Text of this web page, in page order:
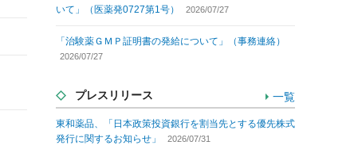
いて」（医薬発0727第1号）
2026/07/27
「治験薬ＧＭＰ証明書の発給について」（事務連絡）
2026/07/27
プレスリリース 一覧
東和薬品、「日本政策投資銀行を割当先とする優先株式
発行に関するお知らせ」
2026/07/31